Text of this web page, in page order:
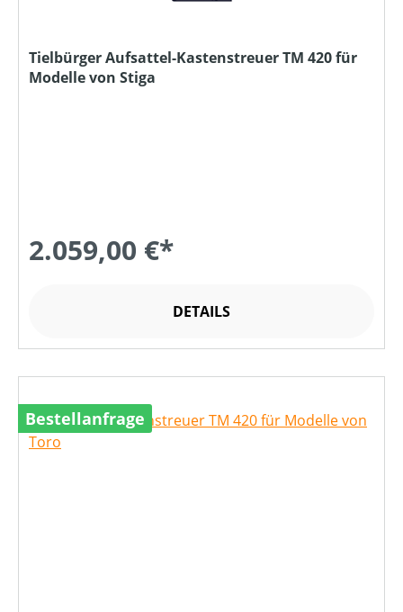
Tielbürger Aufsattel-Kastenstreuer TM 420 für
Modelle von Stiga
2.059,00 €*
DETAILS
Bestellanfrage